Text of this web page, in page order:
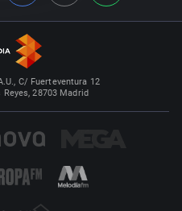
C/ Fuerteventura 12
28703 Madrid